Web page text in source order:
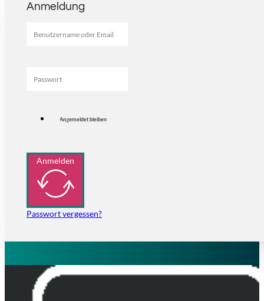
Anmeldung
Angemeldet bleiben
Anmelden
Passwort vergessen?